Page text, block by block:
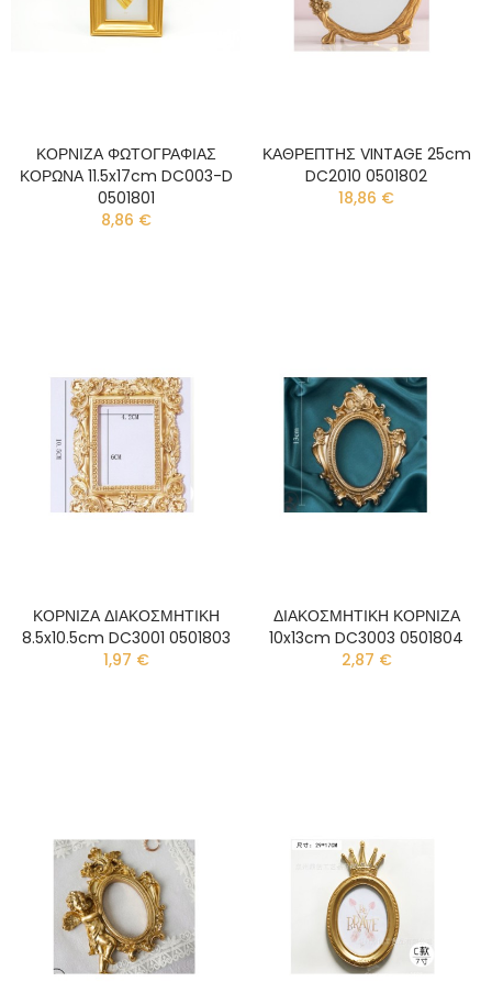
ΚΟΡΝΙΖΑ ΦΩΤΟΓΡΑΦΙΑΣ
ΚΟΡΩΝΑ 11.5x17cm DC003-D
0501801
8,86 €
ΚΑΘΡΕΠΤΗΣ VINTAGE 25cm
DC2010 0501802
18,86 €
ΚΟΡΝΙΖΑ ΔΙΑΚΟΣΜΗΤΙΚΗ
8.5x10.5cm DC3001 0501803
1,97 €
ΔΙΑΚΟΣΜΗΤΙΚΗ ΚΟΡΝΙΖΑ
10x13cm DC3003 0501804
2,87 €